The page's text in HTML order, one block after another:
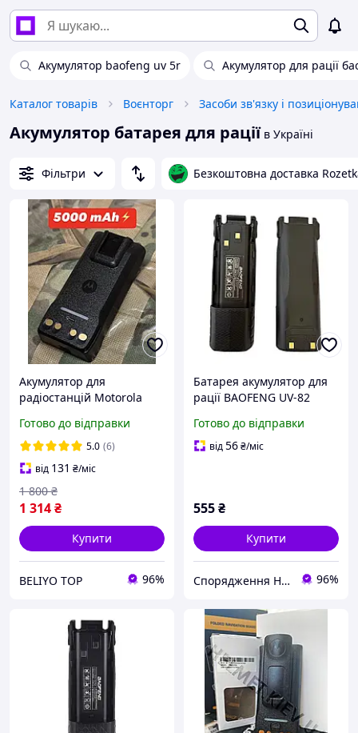
Акумулятор baofeng uv 5r Акумулятор для рації
Каталог товарів Воєнторг Засоби зв'язку і
Акумулятор батарея для раціїв Україні
Фільтри Безкоштовна доставка
Акумулятор для
радіостанцій Motorola
батарея акумулятор для
рації Motorola R7a
Готово до відправки
5.0 (6)
від 131 ₴/міс
1 314₴
1 800 ₴
Купити
BELIYO TOP 96%
Батарея акумулятор для
рації BAOFENG UV-82
Готово до відправки
від56₴/міс
555₴
Купити
Спорядження Hazardous 96%